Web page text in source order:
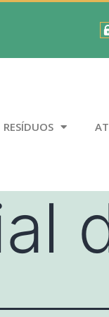
RESÍDUOS